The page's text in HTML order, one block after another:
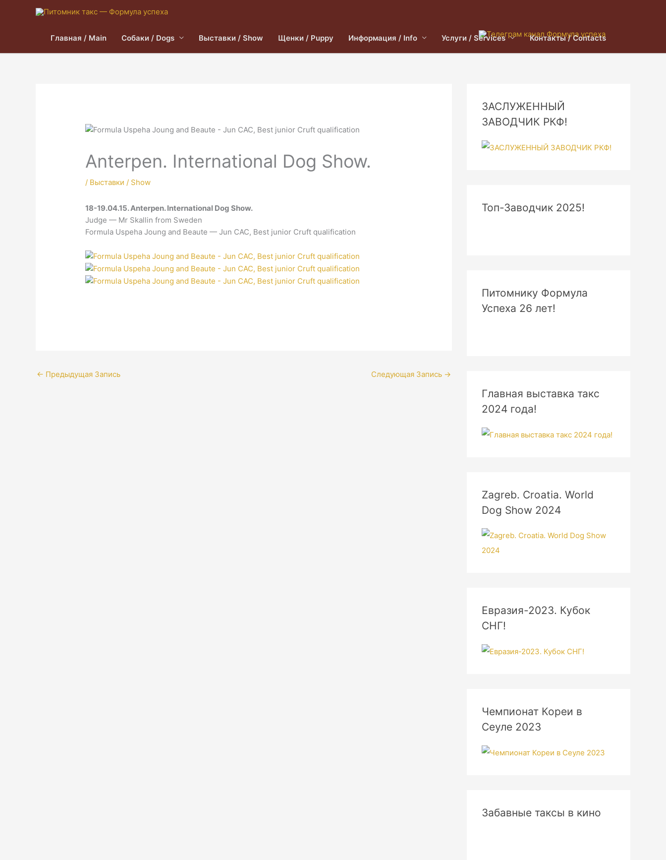
Главная / Main Собаки / Dogs Выставки / Show Щенки / Puppy Информация / Info Услуги / Services Контакты / Contacts
Anterpen. International Dog Show.
/ Выставки / Show
18-19.04.15. Anterpen. International Dog Show.
Judge — Mr Skallin from Sweden
Formula Uspeha Joung and Beaute — Jun CAC, Best junior Cruft qualification
← Предыдущая Запись Следующая Запись →
ЗАСЛУЖЕННЫЙ
ЗАВОДЧИК РКФ!
Топ-Заводчик 2025!
Питомнику Формула
Успеха 26 лет!
Главная выставка такс
2024 года!
Zagreb. Croatia. World
Dog Show 2024
Евразия-2023. Кубок
СНГ!
Чемпионат Кореи в
Сеуле 2023
Забавные таксы в кино